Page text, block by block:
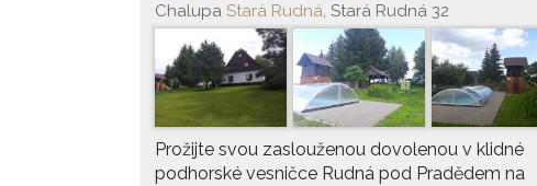
Chalupa Stará Rudná, Stará Rudná 32
Prožijte svou zaslouženou dovolenou v klidné
podhorské vesničce Rudná pod Pradědem na